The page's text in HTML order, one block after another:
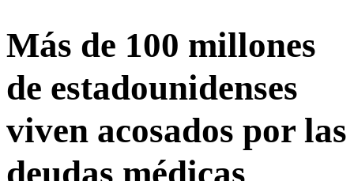
Más de 100 millones
de estadounidenses
viven acosados por las
deudas médicas